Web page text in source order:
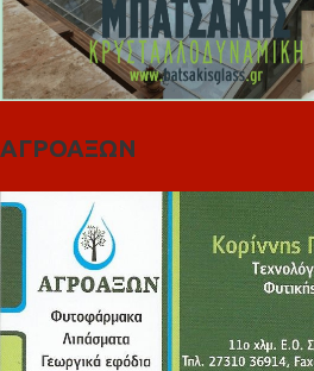
ΑΓΡΟΑΞΩΝ